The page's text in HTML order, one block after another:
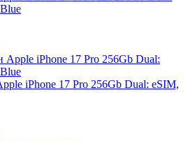
iPhone 17 Pro 256Gb Dual: eSIM,